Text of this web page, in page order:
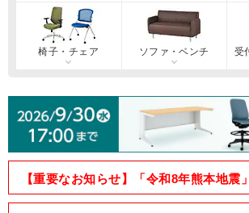
椅子・チェア ソファ・ベンチ 受
【重要なお知らせ】「令和8年熊本地